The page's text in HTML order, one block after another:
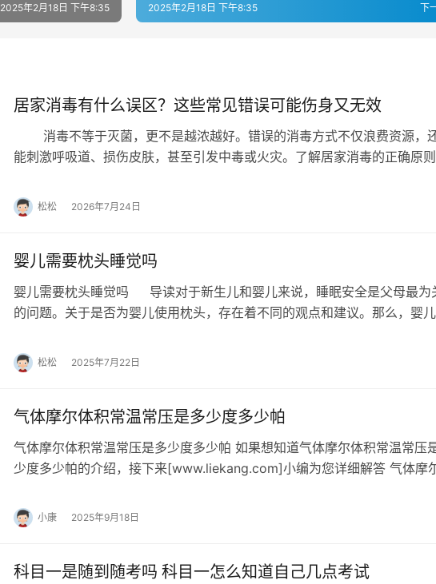
2025年2月18日 下午8:35 下
2025年2月18日 下午8:35
居家消毒有什么误区？这些常见错误可能伤身又无效
消毒不等于灭菌，更不是越浓越好。错误的消毒方式不仅浪费资源，
能刺激呼吸道、损伤皮肤，甚至引发中毒或火灾。了解居家消毒的正确原则
松松 2026年7月24日
婴儿需要枕头睡觉吗
婴儿需要枕头睡觉吗 导读对于新生儿和婴儿来说，睡眠安全是父母最为
的问题。关于是否为婴儿使用枕头，存在着不同的观点和建议。那么，婴儿
松松 2025年7月22日
气体摩尔体积常温常压是多少度多少帕
气体摩尔体积常温常压是多少度多少帕 如果想知道气体摩尔体积常温常压
少度多少帕的介绍，接下来[www.liekang.com]小编为您详细解答 气体摩
小康 2025年9月18日
科目一是随到随考吗 科目一怎么知道自己几点考试